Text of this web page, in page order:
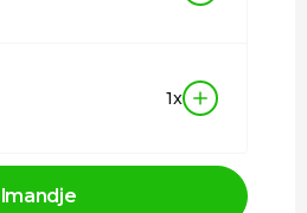
1x